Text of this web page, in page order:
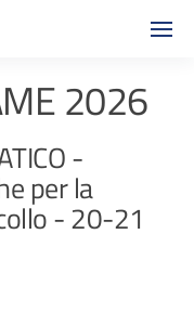
2026
-
per la
- 20-21